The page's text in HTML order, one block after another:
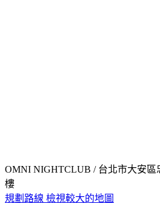
OMNI NIGHTCLUB / 台北市大安區
樓
規劃路線 檢視較大的地圖